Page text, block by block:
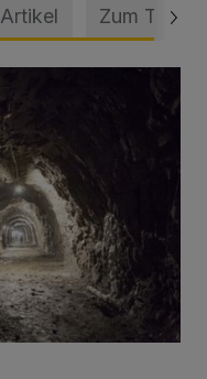
Zum Thema